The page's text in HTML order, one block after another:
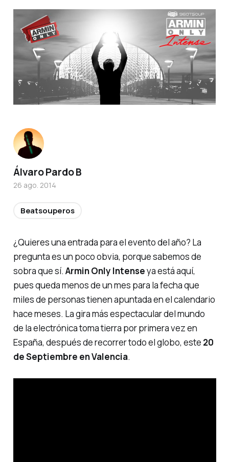
¿Quieres una entrada para el evento del año? La
pregunta es un poco obvia, porque sabemos de
sobra que sí. Armin Only Intenseya está aquí,
pues queda menos de un mes para la fecha que
miles de personas tienen apuntada en el calendario
hace meses. La gira más espectacular del mundo
de la electrónica toma tierra por primera vez en
España, después de recorrer todo el globo, este 20
de Septiembre en Valencia.
Álvaro Pardo B
26 ago. 2014
Beatsouperos